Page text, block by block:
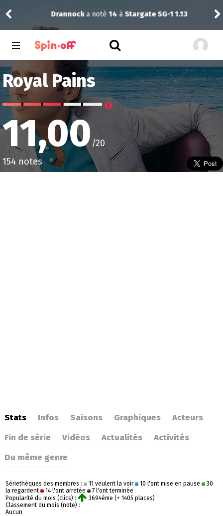
a noté14 àStargate SG-1 1.13
Royal Pains
11,00 /20
154 notes
Stats Infos Saisons Graphiques
Acteurs
Fin de série
Vidéos Actualités
Activités
Du même genre
Sériethèques des membres : 11 veulent la voir 10 l'ont mise en pause
30
la regardent
14 l'ont arretée
7 l'ont terminée
Popularité du mois (clics) :
3694ème (+ 1405 places)
Classement du mois (note) :
Aucun